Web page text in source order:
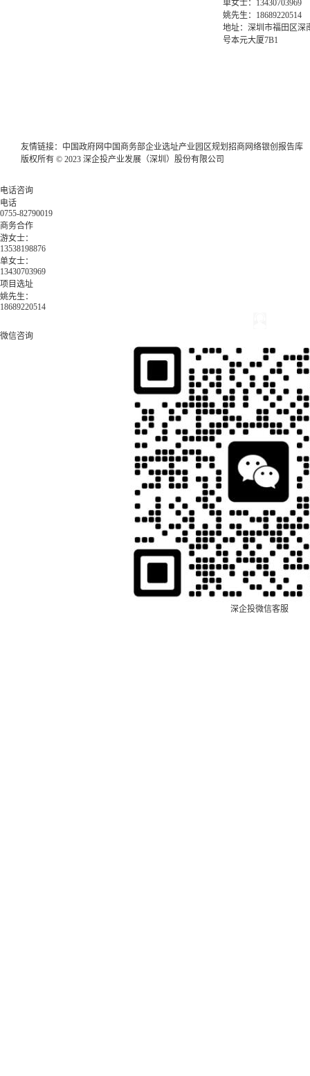
单女士：13430703969
姚先生：18689220514
地址：深圳市福田区深
号本元大厦7B1
友情链接： 中国政府网 中国商务部企业选址产业园区规划 招商网络银创报告库
版权所有 © 2023 深企投产业发展（深圳）股份有限公司
电话咨询
电话
0755-82790019
商务合作
游女士：
13538198876
单女士：
13430703969
项目选址
姚先生：
18689220514
微信咨询
深企投微信客服